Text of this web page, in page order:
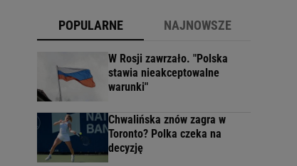
POPULARNE NAJNOWSZE
W Rosji zawrzało. "Polska
stawia nieakceptowalne
warunki"
Chwalińska znów zagra w
Toronto? Polka czeka na
decyzję